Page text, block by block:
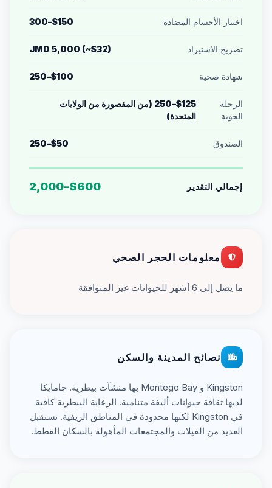
اختبار الأجسام المضادة $150–300
تصريح الاستيراد JMD 5,000 (~$32)
شهادة صحية $100–250
الرحلة
الجوية
$125–250 (من المقصورة من الولايات
المتحدة)
الصندوق $50–250
إجمالي التقدير $600–2,000
معلومات الحجر الصحي
ما يصل إلى 6 أشهر للحيوانات غير المتوافقة
نصائح المدينة والسكن
Kingston و Montego Bay بها منشآت بيطرية. جامايكا
لديها ثقافة حيوانات أليفة متنامية. الرعاية البيطرية كافية
في Kingston لكنها محدودة في المناطق الريفية. تستقبل
العديد من الفيلات والمجتمعات المأهولة بالسكان القطط.